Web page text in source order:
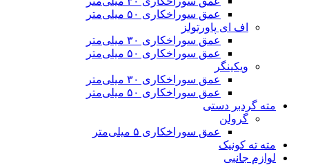
عمق سوراخکاری ۵۰ میلی‌متر
اف ای پاورتولز
عمق سوراخکاری ۳۰ میلی‌متر
عمق سوراخکاری ۵۰ میلی‌متر
ویکینگر
عمق سوراخکاری ۳۰ میلی‌متر
عمق سوراخکاری ۵۰ میلی‌متر
مته گردبر دستی
گرولن
عمق سوراخکاری ۵ میلی‌متر
مته ته کونیک
لوازم جانبی